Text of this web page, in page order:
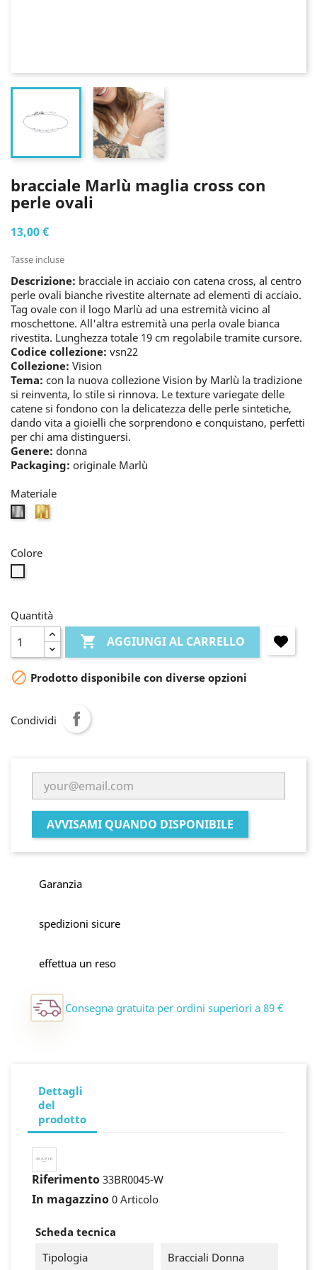
bracciale Marlù maglia cross con
perle ovali
13,00 €
Tasse incluse
Descrizione: bracciale in acciaio con catena cross, al centro
perle ovali bianche rivestite alternate ad elementi di acciaio.
Tag ovale con il logo Marlù ad una estremità vicino al
moschettone. All'altra estremità una perla ovale bianca
rivestita. Lunghezza totale 19 cm regolabile tramite cursore.
Codice collezione: vsn22
Collezione: Vision
Tema: con la nuova collezione Vision by Marlù la tradizione
si reinventa, lo stile si rinnova. Le texture variegate delle
catene si fondono con la delicatezza delle perle sintetiche,
dando vita a gioielli che sorprendono e conquistano, perfetti
per chi ama distinguersi.
Genere: donna
Packaging: originale Marlù
Materiale
bianco
Colore
Quantità
 AGGIUNGI AL CARRELLO
 Prodotto disponibile con diverse opzioni
Condividi
AVVISAMI QUANDO DISPONIBILE
Garanzia
spedizioni sicure
effettua un reso
Consegna gratuita per ordini superiori a 89 €
Dettagli
del
prodotto
Riferimento 33BR0045-W
In magazzino 0 Articolo
Scheda tecnica
Tipologia
Bracciali Donna